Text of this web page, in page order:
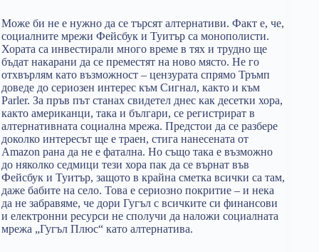
Може би не е нужно да се търсят алтернативи. Факт е, че,
социалните мрежи Фейсбук и Туитър са монополисти.
Хората са инвестирали много време в тях и трудно ще
бъдат накарани да се преместят на ново място. Не го
отхвърлям като възможност – цензурата спрямо Тръмп
доведе до сериозен интерес към Сигнал, както и към
Parler. За пръв път станах свидетел днес как десетки хора,
както американци, така и българи, се регистрират в
алтернативната социална мрежа. Предстои да се разбере
доколко интересът ще е траен, стига нанесената от
Amazon рана да не е фатална. Но също така е възможно
до няколко седмици тези хора пак да се върнат във
Фейсбук и Туитър, защото в крайна сметка всички са там,
даже бабите на село. Това е сериозно покритие – и нека
да не забравяме, че дори Гугъл с всичките си финансови
и електронни ресурси не сполучи да наложи социалната
мрежа „Гугъл Плюс“ като алтернатива.